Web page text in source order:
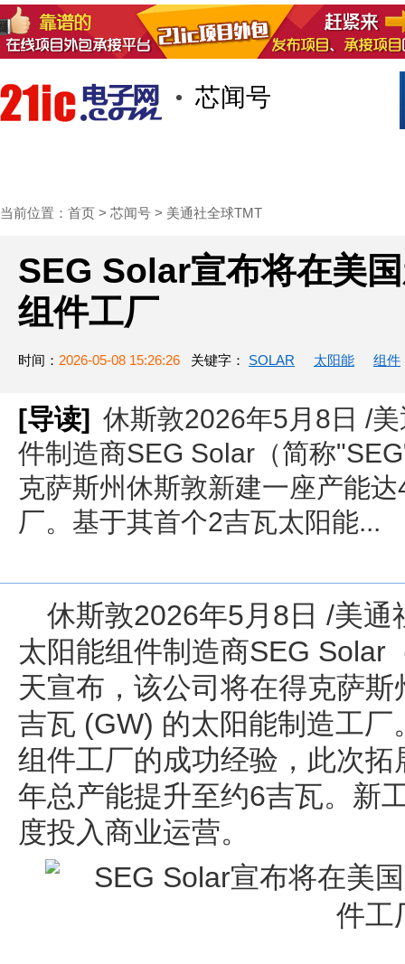
芯闻号
当前位置： 首页 > 芯闻号 > 美通社全球TMT
SEG Solar宣布将在美
组件工厂
时间： 2026-05-08 15:26:26 关键字： SOLAR 太阳能 组件
[导读] 休斯敦2026年5月8日 /
件制造商SEG Solar（简称
克萨斯州休斯敦新建一座产能
厂。基于其首个2吉瓦太阳能...
休斯敦2026年5月8日 /美通
太阳能组件制造商SEG Solar
天宣布，该公司将在得克萨
吉瓦 (GW) 的太阳能制造工
组件工厂的成功经验，此次
年总产能提升至约6吉瓦。新
度投入商业运营。